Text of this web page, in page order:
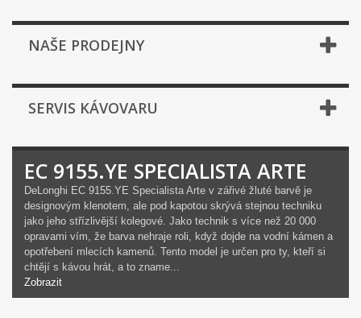
NAŠE PRODEJNY
SERVIS KÁVOVARU
EC 9155.YE SPECIALISTA ARTE
DeLonghi EC 9155.YE Specialista Arte v zářivé žluté barvě je
designovým klenotem, ale pod kapotou skrývá stejnou techniku
jako jeho střízlivější kolegové. Jako technik s více než 20 000
opravami vím, že barva nehraje roli, když dojde na vodní kámen a
opotřebení mlecích kamenů. Tento model je určen pro ty, kteří si
chtějí s kávou hrát, a to zname...
Zobrazit